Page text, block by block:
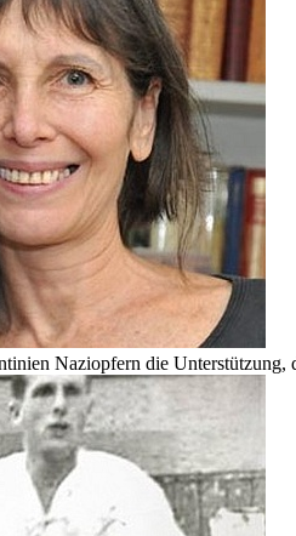
Naziopfern die Unterstützung,